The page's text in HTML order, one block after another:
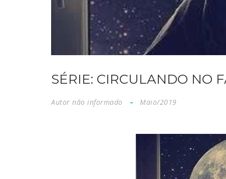
SÉRIE: CIRCULANDO NO
Autor não informado Maio/2019